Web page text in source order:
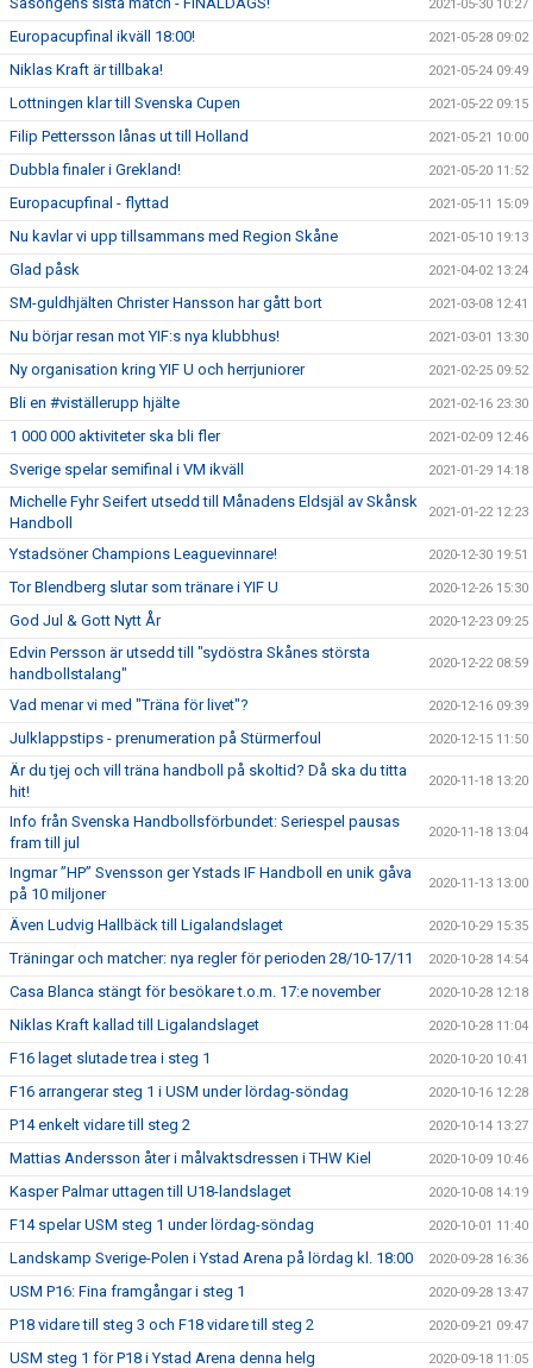
2021-05-30 10:27
Europacupfinal ikväll 18:00! 2021-05-28 09:02
Niklas Kraft är tillbaka! 2021-05-24 09:49
Lottningen klar till Svenska Cupen 2021-05-22 09:15
Filip Pettersson lånas ut till Holland 2021-05-21 10:00
Dubbla finaler i Grekland! 2021-05-20 11:52
Europacupfinal - flyttad 2021-05-11 15:09
Nu kavlar vi upp tillsammans med Region Skåne 2021-05-10 19:13
Glad påsk 2021-04-02 13:24
SM-guldhjälten Christer Hansson har gått bort 2021-03-08 12:41
Nu börjar resan mot YIF:s nya klubbhus! 2021-03-01 13:30
Ny organisation kring YIF U och herrjuniorer 2021-02-25 09:52
Bli en #viställerupp hjälte 2021-02-16 23:30
1 000 000 aktiviteter ska bli fler 2021-02-09 12:46
Sverige spelar semifinal i VM ikväll 2021-01-29 14:18
Michelle Fyhr Seifert utsedd till Månadens Eldsjäl av Skånsk
Handboll
2021-01-22 12:23
Ystadsöner Champions Leaguevinnare! 2020-12-30 19:51
Tor Blendberg slutar som tränare i YIF U 2020-12-26 15:30
God Jul & Gott Nytt År 2020-12-23 09:25
Edvin Persson är utsedd till "sydöstra Skånes största
handbollstalang"
2020-12-22 08:59
Vad menar vi med "Träna för livet"? 2020-12-16 09:39
Julklappstips - prenumeration på Stürmerfoul 2020-12-15 11:50
Är du tjej och vill träna handboll på skoltid? Då ska du titta
hit!
2020-11-18 13:20
Info från Svenska Handbollsförbundet: Seriespel pausas
fram till jul
2020-11-18 13:04
Ingmar ”HP” Svensson ger Ystads IF Handboll en unik gåva
på 10 miljoner
2020-11-13 13:00
Även Ludvig Hallbäck till Ligalandslaget 2020-10-29 15:35
Träningar och matcher: nya regler för perioden 28/10-17/11 2020-10-28 14:54
Casa Blanca stängt för besökare t.o.m. 17:e november 2020-10-28 12:18
Niklas Kraft kallad till Ligalandslaget 2020-10-28 11:04
F16 laget slutade trea i steg 1 2020-10-20 10:41
F16 arrangerar steg 1 i USM under lördag-söndag 2020-10-16 12:28
P14 enkelt vidare till steg 2 2020-10-14 13:27
Mattias Andersson åter i målvaktsdressen i THW Kiel 2020-10-09 10:46
Kasper Palmar uttagen till U18-landslaget 2020-10-08 14:19
F14 spelar USM steg 1 under lördag-söndag 2020-10-01 11:40
Landskamp Sverige-Polen i Ystad Arena på lördag kl. 18:00 2020-09-28 16:36
USM P16: Fina framgångar i steg 1 2020-09-28 13:47
P18 vidare till steg 3 och F18 vidare till steg 2 2020-09-21 09:47
USM steg 1 för P18 i Ystad Arena denna helg 2020-09-18 11:05